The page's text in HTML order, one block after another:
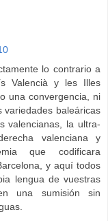
lo contrario a
Valencià y les Illes
una convergencia, ni
variedades baleáricas
valencianas, la ultra-
valenciana y
que codificara
y aquí todos
lengua de vuestras
una sumisión sin